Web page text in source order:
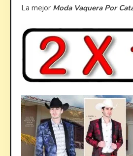
La mejor Moda Vaquera Por